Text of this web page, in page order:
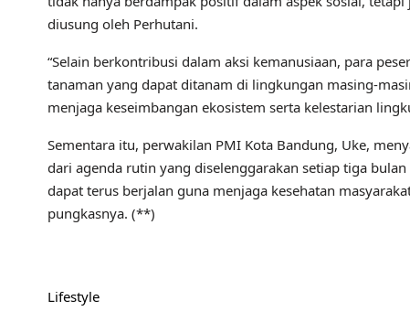
diusung oleh Perhutani.
“Selain berkontribusi dalam aksi kemanusiaan, para
tanaman yang dapat ditanam di lingkungan masing-
menjaga keseimbangan ekosistem serta kelestarian
Sementara itu, perwakilan PMI Kota Bandung, Uke,
dari agenda rutin yang diselenggarakan setiap tiga
dapat terus berjalan guna menjaga kesehatan
pungkasnya. (**)
Lifestyle